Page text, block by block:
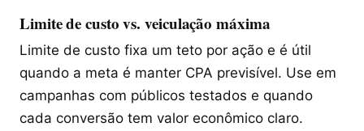
Limite de custo vs. veiculação máxima
Limite de custo fixa um teto por ação e é útil
quando a meta é manter CPA previsível. Use em
campanhas com públicos testados e quando
cada conversão tem valor econômico claro.